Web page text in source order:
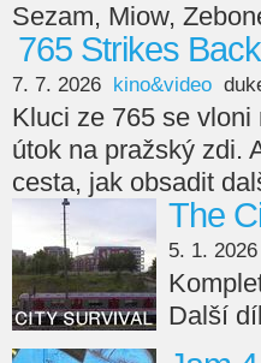
Sezam, Miow,
765 Strikes
7. 7. 2026 kino&video
Kluci ze 765 se
útok na pražský zdi.
cesta, jak obsadit
The
5. 1. 2026
Další